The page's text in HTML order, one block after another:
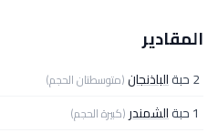
المقادير
2 حبة الباذنجان(متوسطتان الحجم)
1 حبة الشمندر (كبيرة الحجم)